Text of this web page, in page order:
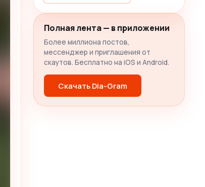
Полная лента — в приложении
Более миллиона постов,
мессенджер и приглашения от
скаутов. Бесплатно на iOS и Android.
Скачать Dia-Gram